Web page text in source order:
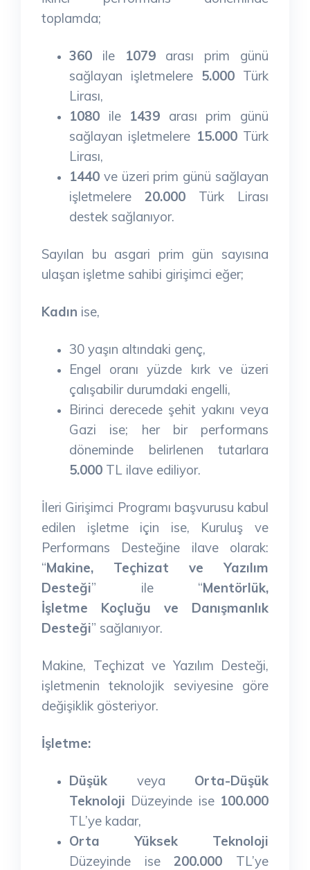
toplamda;
360 ile 1079arası prim günü
sağlayan işletmelere 5.000 Türk
Lirası,
1080 ile 1439 arası prim günü
sağlayan işletmelere 15.000Türk
Lirası,
1440 ve üzeri prim günü sağlayan
işletmelere 20.000 Türk Lirası
destek sağlanıyor.
Sayılan bu asgari prim gün sayısına
ulaşan işletme sahibi girişimci eğer;
Kadın ise,
30 yaşın altındaki genç,
Engel oranı yüzde kırk ve üzeri
çalışabilir durumdaki engelli,
Birinci derecede şehit yakını veya
Gazi ise; her bir performans
döneminde belirlenen tutarlara
5.000 TL ilave ediliyor.
İleri Girişimci Programı başvurusu kabul
edilen işletme için ise, Kuruluş ve
Performans Desteğine ilave olarak:
“Makine, Teçhizat ve Yazılım
Desteği” ile “Mentörlük,
İşletme Koçluğu ve Danışmanlık
Desteği” sağlanıyor.
Makine, Teçhizat ve Yazılım Desteği,
işletmenin teknolojik seviyesine göre
değişiklik gösteriyor.
İşletme:
Düşük veya Orta-Düşük
Teknoloji Düzeyinde ise 100.000
TL’ye kadar,
Orta Yüksek Teknoloji
Düzeyinde ise200.000 TL’ye